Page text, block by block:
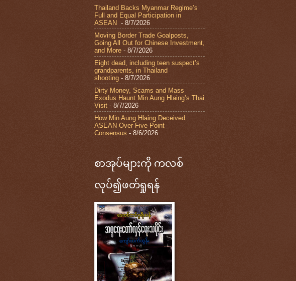
Thailand Backs Myanmar Regime’s
Full and Equal Participation in
ASEAN
- 8/7/2026
Moving Border Trade Goalposts,
Going All Out for Chinese Investment,
and More - 8/7/2026
Eight dead, including teen suspect’s
grandparents, in Thailand
shooting - 8/7/2026
Dirty Money, Scams and Mass
Exodus Haunt Min Aung Hlaing’s Thai
Visit - 8/7/2026
How Min Aung Hlaing Deceived
ASEAN Over Five Point
Consensus - 8/6/2026
စာအုပ်များကို ကလစ်
လုပ်၍ဖတ်ရှုရန်